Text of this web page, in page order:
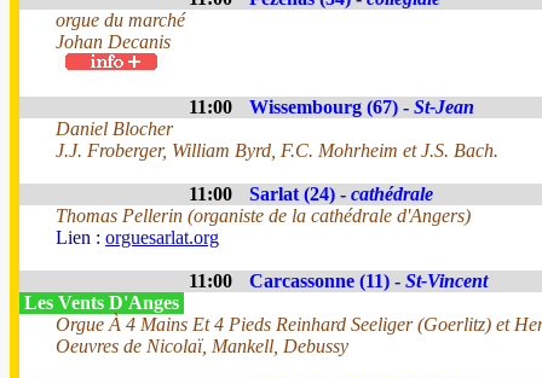
orgue du marché
Johan Decanis
11:00 Wissembourg (67) - St-Jean
Daniel Blocher
J.J. Froberger, William Byrd, F.C. Mohrheim et J.S. Bach.
11:00 Sarlat (24) - cathédrale
Thomas Pellerin (organiste de la cathédrale d'Angers)
Lien : orguesarlat.org
11:00 Carcassonne (11) - St-Vincent
Les Vents D'Anges
Orgue À 4 Mains Et 4 Pieds Reinhard Seeliger (Goerlitz) et
Oeuvres de Nicolaï, Mankell, Debussy